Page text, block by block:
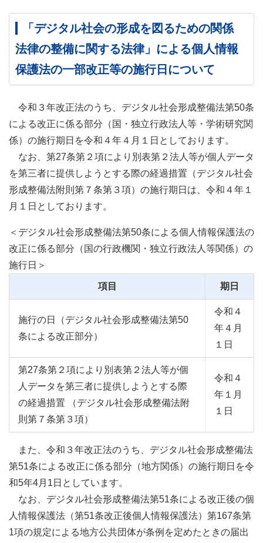
「デジタル社会の形成を図るための関係
法律の整備に関する法律」による個人情報
保護法の一部改正等の施行日について
令和３年改正法のうち、デジタル社会形成整備法第50条
による改正に係る部分（国・独立行政法人等・学術研究関
係）の施行期日を令和４年４月１日としております。
なお、第27条第２項により別表第２法人等が個人データ
を第三者に提供しようとする際の経過措置（デジタル社会
形成整備法附則第７条第３項）の施行期日は、令和４年１
月１日としております。
＜デジタル社会形成整備法第50条による個人情報保護法の
改正に係る部分（国の行政機関・独立行政法人等関係）の
施行日＞
項目 期日
施行の日（デジタル社会形成整備法第50
条による改正部分）
令和４
年４月
１日
第27条第２項により別表第２法人等が個
人データを第三者に提供しようとする際
の経過措置 （デジタル社会形成整備法附
則第７条第３項）
令和４
年１月
１日
また、令和３年改正法のうち、デジタル社会形成整備法
第51条による改正に係る部分（地方関係）の施行期日を令
和5年4月1日としています。
なお、デジタル社会形成整備法第51条による改正後の個
人情報保護法（第51条改正後個人情報保護法）第167条第
1項の規定による地方公共団体が条例を定めたときの届出